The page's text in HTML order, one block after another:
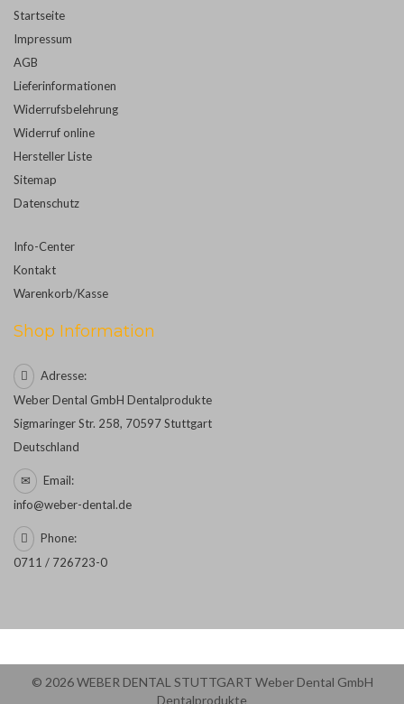
Startseite
Impressum
AGB
Lieferinformationen
Widerrufsbelehrung
Widerruf online
Hersteller Liste
Sitemap
Datenschutz
Info-Center
Kontakt
Warenkorb/Kasse
Shop Information
Adresse:
Weber Dental GmbH Dentalprodukte
Sigmaringer Str. 258, 70597 Stuttgart
Deutschland
Email:
info@weber-dental.de
Phone:
0711 / 726723-0
© 2026 WEBER DENTAL STUTTGART Weber Dental GmbH
Dentalprodukte